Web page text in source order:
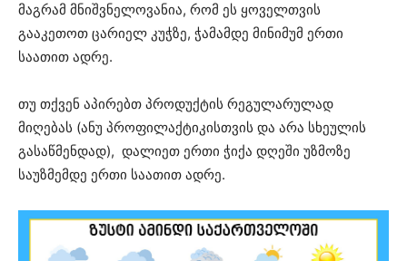
მაგრამ მნიშვნელოვანია, რომ ეს ყოველთვის
გააკეთოთ ცარიელ კუჭზე, ჭამამდე მინიმუმ ერთი
საათით ადრე.
თუ თქვენ აპირებთ პროდუქტის რეგულარულად
მიღებას (ანუ პროფილაქტიკისთვის და არა სხეულის
გასაწმენდად), დალიეთ ერთი ჭიქა დღეში უზმოზე
საუზმემდე ერთი საათით ადრე.